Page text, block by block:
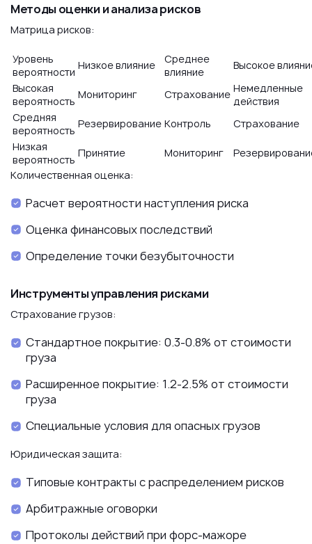
Методы оценки и анализа рисков
Матрица рисков:
Уровень
вероятности
Низкое влияние
Среднее
влияние
Высокое
Высокая
вероятность
Мониторинг Страхование Немедленные
действия
Средняя
вероятность
Резервирование Контроль
Страхование
Низкая
вероятность
Принятие Мониторинг
Количественная оценка:
Расчет вероятности наступления риска
Оценка финансовых последствий
Определение точки безубыточности
Инструменты управления рисками
Страхование грузов:
Стандартное покрытие: 0.3-0.8% от стоимости
груза
Расширенное покрытие: 1.2-2.5% от стоимости
груза
Специальные условия для опасных грузов
Юридическая защита:
Типовые контракты с распределением рисков
Арбитражные оговорки
Протоколы действий при форс-мажоре